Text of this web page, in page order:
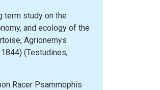
term study on the
and ecology of the
Agrionemys
(Testudines,
Racer Psammophis